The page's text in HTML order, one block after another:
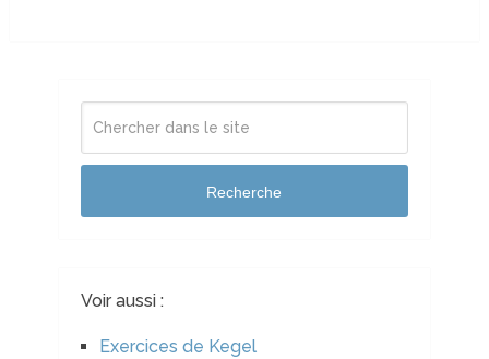
Recherche
Voir aussi :
Exercices de Kegel